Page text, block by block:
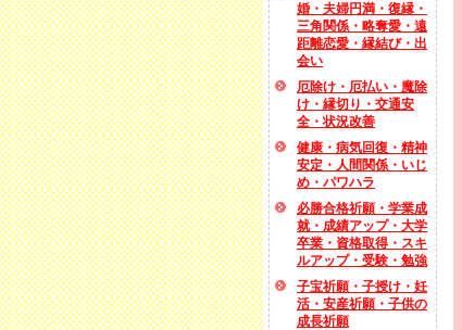
婚・夫婦円満・復縁・
三角関係・略奪愛・遠
距離恋愛・縁結び・出
会い
厄除け・厄払い・魔除
け・縁切り・交通安
全・状況改善
健康・病気回復・精神
安定・人間関係・いじ
め・パワハラ
必勝合格祈願・学業成
就・成績アップ・大学
卒業・資格取得・スキ
ルアップ・受験・勉強
子宝祈願・子授け・妊
活・安産祈願・子供の
成長祈願